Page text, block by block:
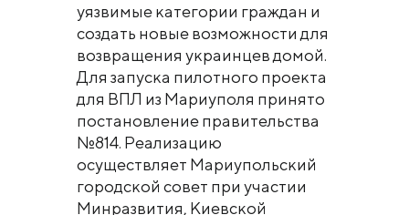
уязвимые категории граждан и
создать новые возможности для
возвращения украинцев домой.
Для запуска пилотного проекта
для ВПЛ из Мариуполя принято
постановление правительства
№814. Реализацию
осуществляет Мариупольский
городской совет при участии
Минразвития, Киевской